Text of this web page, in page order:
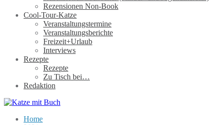
Rezensionen Non-Book
Cool-Tour-Katze
Veranstaltungstermine
Veranstaltungsberichte
Freizeit+Urlaub
Interviews
Rezepte
Rezepte
Zu Tisch bei…
Redaktion
Home